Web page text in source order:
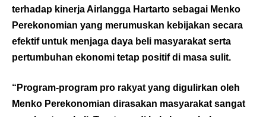
terhadap kinerja Airlangga Hartarto sebagai Menko
Perekonomian yang merumuskan kebijakan secara
efektif untuk menjaga daya beli masyarakat serta
pertumbuhan ekonomi tetap positif di masa sulit.
“Program-program pro rakyat yang digulirkan oleh
Menko Perekonomian dirasakan masyarakat sangat